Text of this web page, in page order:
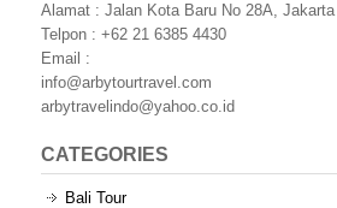
Alamat : Jalan Kota Baru No 28A,
Telpon : +62 21 6385 4430
Email :
info@arbytourtravel.com
arbytravelindo@yahoo.co.id
CATEGORIES
Bali Tour